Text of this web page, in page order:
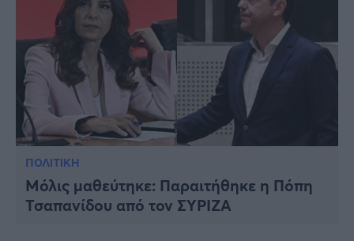
Πίστη
ΠΟΛΙΤΙΚΗ
Μόλις μαθεύτηκε: Παραιτήθηκε η Πόπη
Τσαπανίδου από τον ΣΥΡΙΖΑ